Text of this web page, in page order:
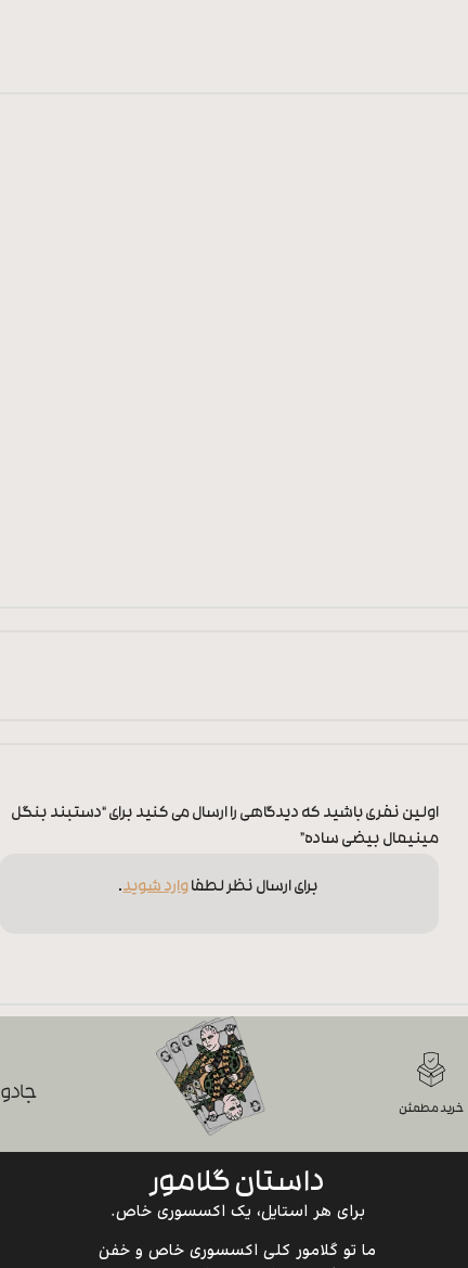
اولین نفری باشید که دیدگاهی را ارسال می کنید برای “دستبند بنگل
مینیمال بیضی ساده”
برای ارسال نظر لطفاوارد شوید.
خرید مطمئن
داستان گلامور
برای هر استایل، یک اکسسوری خاص.
ما تو گلامور کلی اکسسوری خاص و خفن